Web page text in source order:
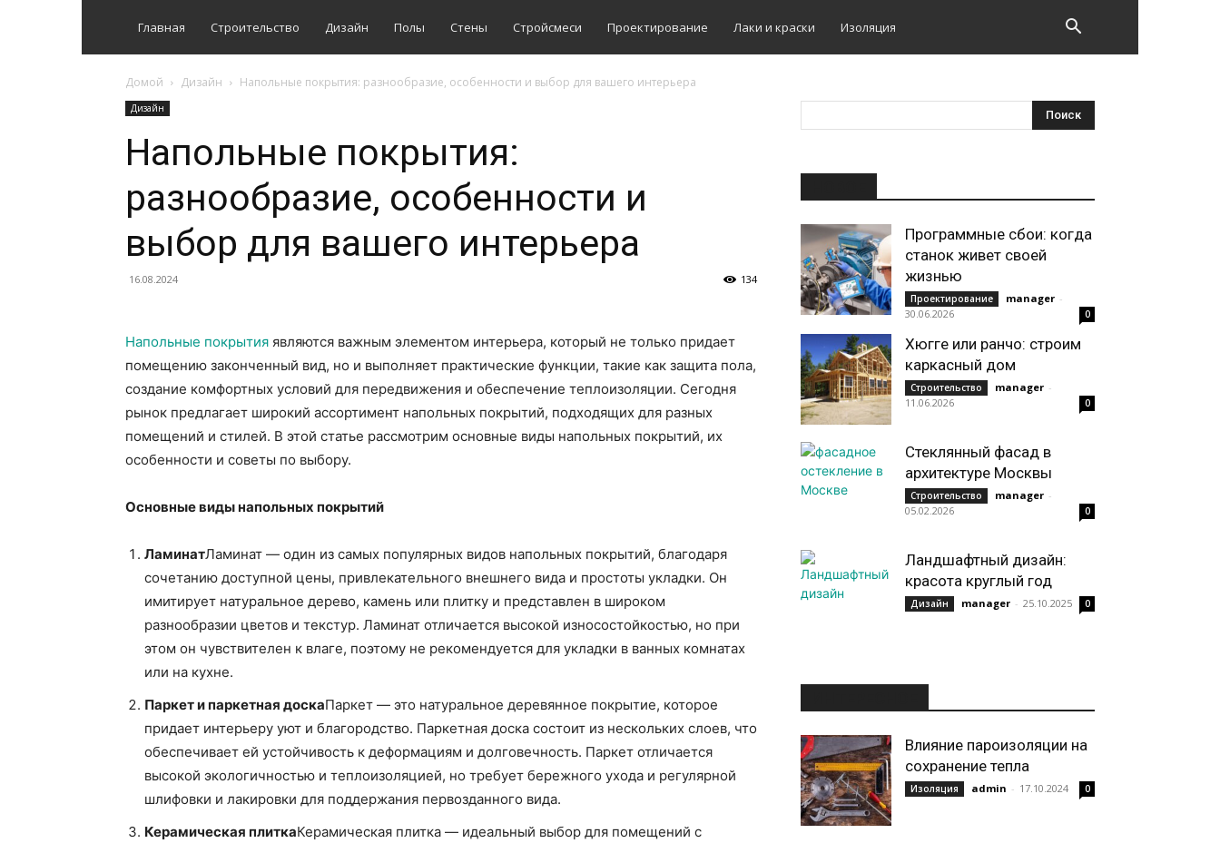
Главная Строительство Дизайн Полы Стены Стройсмеси Проектирование Лаки и краски Изоляция
Домой Дизайн Напольные покрытия: разнообразие, особенности и выбор для вашего интерьера
Дизайн
Напольные покрытия:
разнообразие, особенности и
выбор для вашего интерьера
16.08.2024 134
Напольные покрытия являются важным элементом интерьера, который не только придает
помещению законченный вид, но и выполняет практические функции, такие как защита пола,
создание комфортных условий для передвижения и обеспечение теплоизоляции. Сегодня
рынок предлагает широкий ассортимент напольных покрытий, подходящих для разных
помещений и стилей. В этой статье рассмотрим основные виды напольных покрытий, их
особенности и советы по выбору.
Основные виды напольных покрытий
ЛаминатЛаминат — один из самых популярных видов напольных покрытий, благодаря
сочетанию доступной цены, привлекательного внешнего вида и простоты укладки. Он
имитирует натуральное дерево, камень или плитку и представлен в широком
разнообразии цветов и текстур. Ламинат отличается высокой износостойкостью, но при
этом он чувствителен к влаге, поэтому не рекомендуется для укладки в ванных комнатах
или на кухне.
Паркет и паркетная доскаПаркет — это натуральное деревянное покрытие, которое
придает интерьеру уют и благородство. Паркетная доска состоит из нескольких слоев, что
обеспечивает ей устойчивость к деформациям и долговечность. Паркет отличается
высокой экологичностью и теплоизоляцией, но требует бережного ухода и регулярной
шлифовки и лакировки для поддержания первозданного вида.
Керамическая плиткаКерамическая плитка — идеальный выбор для помещений с
Программные сбои: когда
станок живет своей
жизнью
Проектирование manager -
30.06.2026
0
Хюгге или ранчо: строим
каркасный дом
Строительство manager -
11.06.2026
0
Стеклянный фасад в
архитектуре Москвы
Строительство manager -
05.02.2026
0
Ландшафтный дизайн:
красота круглый год
Дизайн manager - 25.10.2025 0
Влияние пароизоляции на
сохранение тепла
Изоляция admin - 17.10.2024 0